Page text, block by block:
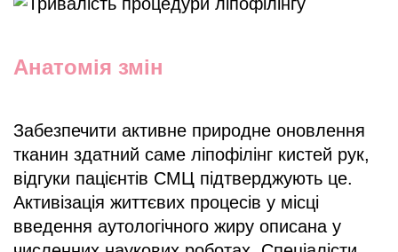
Анатомія змін
Забезпечити активне природне оновлення
тканин здатний саме ліпофілінг кистей рук,
відгуки пацієнтів СМЦ підтверджують це.
Активізація життєвих процесів у місці
введення аутологічного жиру описана у